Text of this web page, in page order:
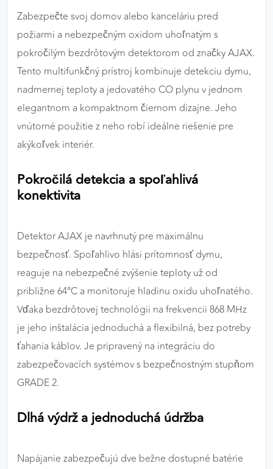
Zabezpečte svoj domov alebo kanceláriu pred
požiarmi a nebezpečným oxidom uhoľnatým s
pokročilým bezdrôtovým detektorom od značky AJAX.
Tento multifunkčný prístroj kombinuje detekciu dymu,
nadmernej teploty a jedovatého CO plynu v jednom
elegantnom a kompaktnom čiernom dizajne. Jeho
vnútorné použitie z neho robí ideálne riešenie pre
akýkoľvek interiér.
Pokročilá detekcia a spoľahlivá
konektivita
Detektor AJAX je navrhnutý pre maximálnu
bezpečnosť. Spoľahlivo hlási prítomnosť dymu,
reaguje na nebezpečné zvýšenie teploty už od
približne 64°C a monitoruje hladinu oxidu uhoľnatého.
Vďaka bezdrôtovej technológii na frekvencii 868 MHz
je jeho inštalácia jednoduchá a flexibilná, bez potreby
ťahania káblov. Je pripravený na integráciu do
zabezpečovacích systémov s bezpečnostným stupňom
GRADE 2.
Dlhá výdrž a jednoduchá údržba
Napájanie zabezpečujú dve bežne dostupné batérie
výkon a funkčnosť našich stránok.
Google Analytics
Poskytovateľ: Google
MARKETINGOVÉ COOKIES
Marketingové cookies sa používajú na sledovanie
správania používateľov naprieč webovými
zobrazovať cielenú a relevantnú reklamu, a to na
našom webe aj v reklamných sieťach tretích strán.
Poskytovateľ: